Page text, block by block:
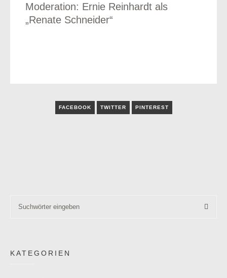
Moderation: Ernie Reinhardt als
„Renate Schneider“
FACEBOOK TWITTER PINTEREST
KATEGORIEN